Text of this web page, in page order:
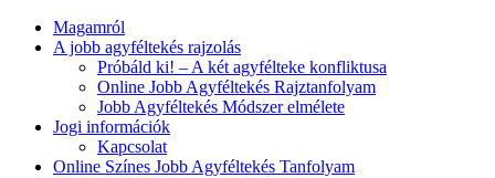
Magamról
A jobb agyféltekés rajzolás
Próbáld ki! – A két agyfélteke konfliktusa
Online Jobb Agyféltekés Rajztanfolyam
Jobb Agyféltekés Módszer elmélete
Jogi információk
Kapcsolat
Online Színes Jobb Agyféltekés Tanfolyam